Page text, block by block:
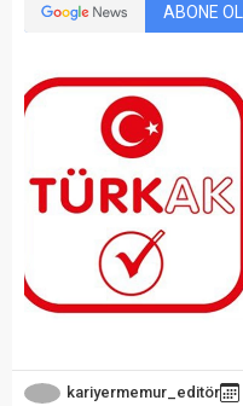
ABONE OL
kariyermemur_editör